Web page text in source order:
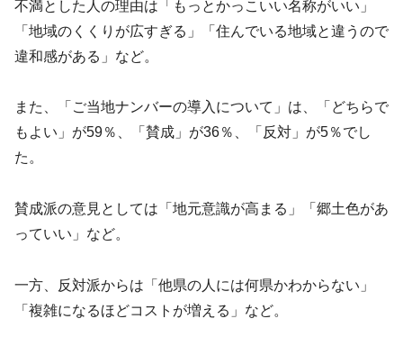
不満とした人の理由は「もっとかっこいい名称がいい」
「地域のくくりが広すぎる」「住んでいる地域と違うので
違和感がある」など。
また、「ご当地ナンバーの導入について」は、「どちらで
もよい」が59％、「賛成」が36％、「反対」が5％でし
た。
賛成派の意見としては「地元意識が高まる」「郷土色があ
っていい」など。
一方、反対派からは「他県の人には何県かわからない」
「複雑になるほどコストが増える」など。